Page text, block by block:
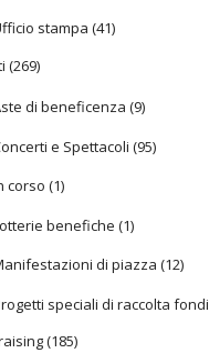
stampa (41)
(269)
di beneficenza (9)
e Spettacoli (95)
corso (1)
benefiche (1)
di piazza (12)
speciali di raccolta fondi
(185)